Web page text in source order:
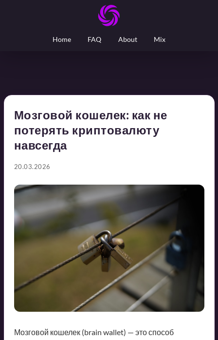
Home FAQ About Mix
Мозговой кошелек: как не
потерять криптовалюту
навсегда
20.03.2026
Мозговой кошелек (brain wallet) — это способ